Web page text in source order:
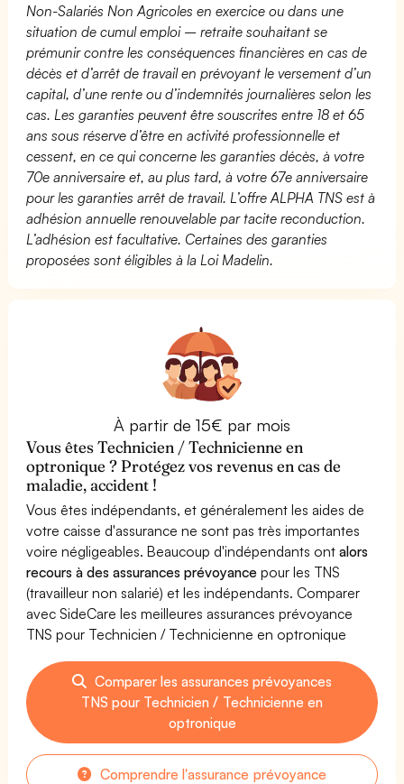
Non-Salariés Non Agricoles en exercice ou dans une
situation de cumul emploi – retraite souhaitant se
prémunir contre les conséquences financières en cas de
décès et d’arrêt de travail en prévoyant le versement d’un
capital, d’une rente ou d’indemnités journalières selon les
cas. Les garanties peuvent être souscrites entre 18 et 65
ans sous réserve d’être en activité professionnelle et
cessent, en ce qui concerne les garanties décès, à votre
70e anniversaire et, au plus tard, à votre 67e anniversaire
pour les garanties arrêt de travail. L’offre ALPHA TNS est à
adhésion annuelle renouvelable par tacite reconduction.
L’adhésion est facultative. Certaines des garanties
proposées sont éligibles à la Loi Madelin.
À partir de 15€ par mois
Vous êtes Technicien / Technicienne en
optronique ? Protégez vos revenus en cas de
maladie, accident !
Vous êtes indépendants, et généralement les aides de
votre caisse d'assurance ne sont pas très importantes
voire négligeables. Beaucoup d'indépendants ontalors
recours à des assurances prévoyance pour les TNS
(travailleur non salarié) et les indépendants. Comparer
avec SideCare les meilleures assurances prévoyance
TNS pour Technicien / Technicienne en optronique
Comparer les assurances prévoyances
TNS pour Technicien / Technicienne en
optronique
Comprendre l'assurance prévoyance